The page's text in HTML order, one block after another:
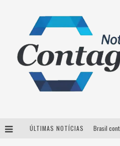
ÚLTIMAS NOTÍCIAS